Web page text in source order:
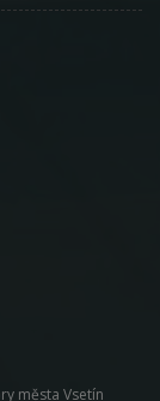
města Vsetín